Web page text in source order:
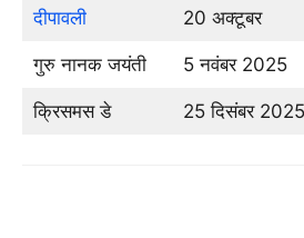
दीपावली 20 अक्टूबर
गुरु नानक जयंती 5 नवंबर 2025
क्रिसमस डे 25 दिसंबर 2025